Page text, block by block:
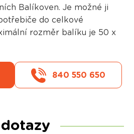
Balíkoven. Je možné ji
do celkové
rozměr balíku je 50 x
840 550 650